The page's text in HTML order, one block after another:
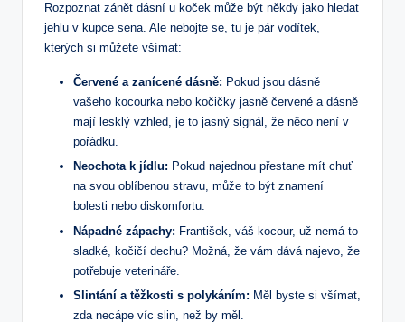
Rozpoznat zánět dásní u koček může být někdy jako hledat
jehlu v kupce sena. Ale nebojte se, tu je pár vodítek,
kterých si můžete všímat:
Červené a zanícené dásně: Pokud jsou dásně
vašeho kocourka nebo kočičky jasně červené a dásně
mají lesklý vzhled, je to jasný signál, že něco není v
pořádku.
Neochota k jídlu: Pokud najednou přestane mít chuť
na svou oblíbenou stravu, může to být znamení
bolesti nebo diskomfortu.
Nápadné zápachy: František, váš kocour, už nemá to
sladké, kočičí dechu? Možná, že vám dává najevo, že
potřebuje veterináře.
Slintání a těžkosti s polykáním: Měl byste si všímat,
zda necápe víc slin, než by měl.